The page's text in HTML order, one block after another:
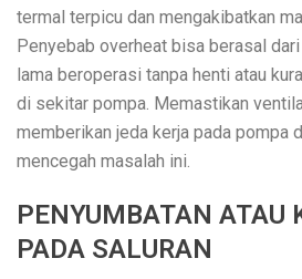
termal terpicu dan mengakibatkan
Penyebab overheat bisa berasal
lama beroperasi tanpa henti atau
di sekitar pompa. Memastikan
memberikan jeda kerja pada pompa
mencegah masalah ini.
PENYUMBATAN ATAU
PADA SALURAN